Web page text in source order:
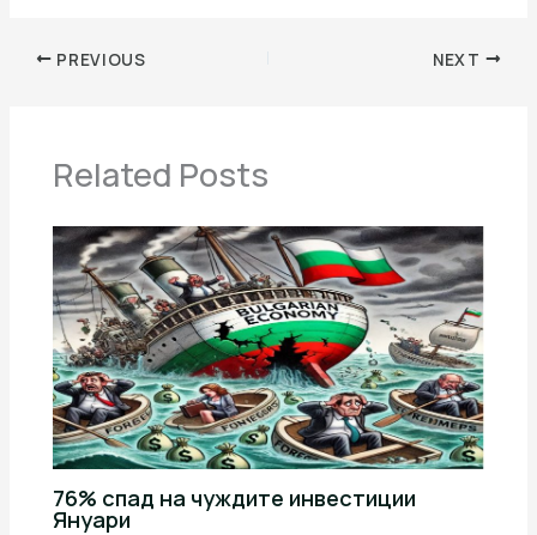
PREVIOUS NEXT
Related Posts
76% спад на чуждите инвестиции
Януари